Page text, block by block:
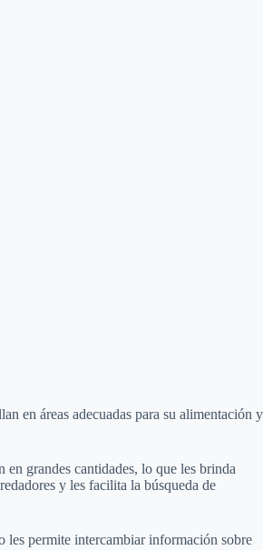
en áreas adecuadas para su alimentación y
en grandes cantidades, lo que les brinda
y les facilita la búsqueda de
les permite intercambiar información sobre